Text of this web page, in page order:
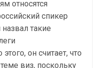
относятся
спикер
такие
он считает, что
виз, поскольку